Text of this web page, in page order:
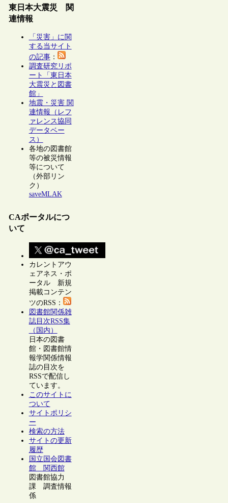
東日本大震災 関
連情報
「災害」に関
する当サイト
の記事：
調査研究リポ
ート「東日本
大震災と図書
館」
地震・災害 関
連情報（レフ
ァレンス協同
データベー
ス）
各地の図書館
等の被災情報
等について
（外部リン
ク）
saveMLAK
CAポータルにつ
いて
カレントアウ
ェアネス・ポ
ータル 新規
掲載コンテン
ツのRSS：
図書館関係雑
誌目次RSS集
（国内）
日本の図書
館・図書館情
報学関係情報
誌の目次を
RSSで配信し
ています。
このサイトに
ついて
サイトポリシ
ー
検索の方法
サイトの更新
履歴
国立国会図書
館 関西館
図書館協力
課 調査情報
係